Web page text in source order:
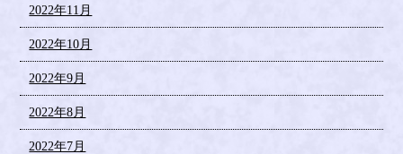
2022年11月
2022年10月
2022年9月
2022年8月
2022年7月